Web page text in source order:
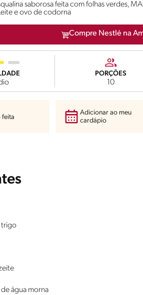
saborosa feita com folhas verdes,
e ovo de codorna
Compre Nestlé na
PORÇÕES
10
feita
Adicionar ao meu
cardápio
trigo
de água morna